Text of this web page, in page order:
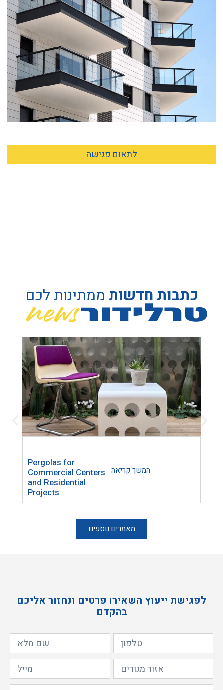
לתאום פגישה
כתבות חדשות ממתינות לכם
Pergolas for
Commercial Centers
and Residential
Projects
המשך קריאה
מאמרים נוספים
לפגישת ייעוץ השאירו פרטים ונחזור אליכם
בהקדם